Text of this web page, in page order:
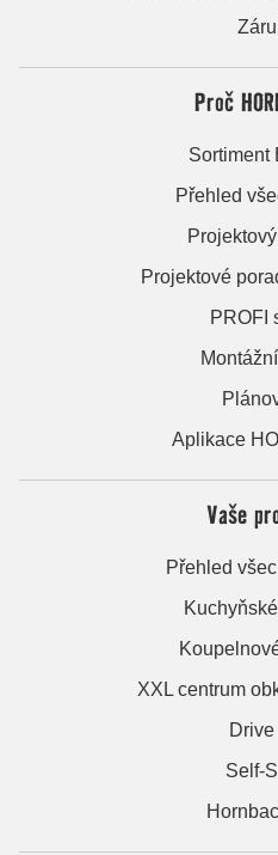
Proč
Sortiment
Přehled
Projektové
PROFI
Aplikace
Vaše
Přehled
XXL centrum
Drive
Self-